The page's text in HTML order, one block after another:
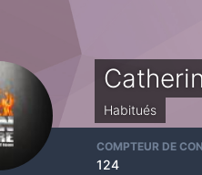
Habitués
COMPTEUR DE
124